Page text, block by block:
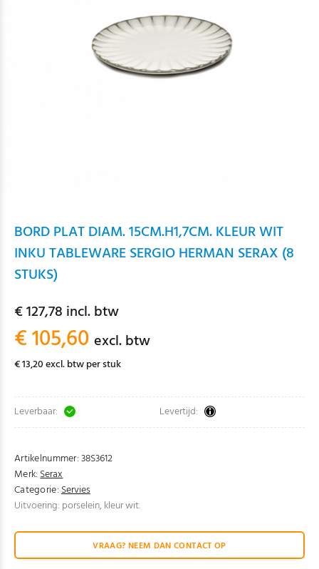
BORD PLAT DIAM. 15CM.H1,7CM. KLEUR WIT
INKU TABLEWARE SERGIO HERMAN SERAX (8
STUKS)
€ 127,78 incl. btw
€ 105,60 excl. btw
€ 13,20 excl. btw per stuk
Leverbaar: Levertijd:
Artikelnummer:38S3612
Merk:Serax
Categorie:Servies
Uitvoering: porselein, kleur wit.
VRAAG? NEEM DAN CONTACT OP